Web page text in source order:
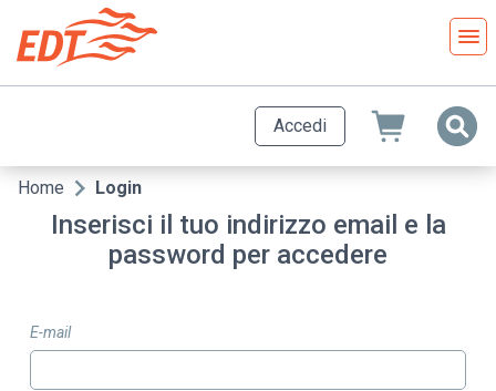
contenuto
principale
Accedi
Briciole
Home Login
Inserisci il tuo indirizzo email e la
password per accedere
E-mail